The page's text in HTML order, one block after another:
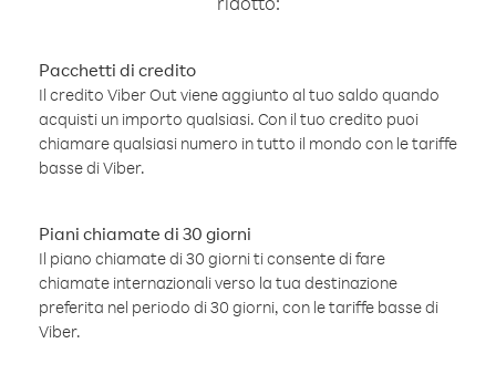
Pacchetti di credito
Il credito Viber Out viene aggiunto al tuo saldo quando
acquisti un importo qualsiasi. Con il tuo credito puoi
chiamare qualsiasi numero in tutto il mondo con le tariffe
basse di Viber.
Piani chiamate di 30 giorni
Il piano chiamate di 30 giorni ti consente di fare
chiamate internazionali verso la tua destinazione
preferita nel periodo di 30 giorni, con le tariffe basse di
Viber.